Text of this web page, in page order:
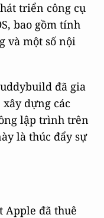
triển công cụ
bao gồm tính
và một số nội
đã gia
dựng các
lập trình trên
là thúc đẩy sự
Apple đã thuê